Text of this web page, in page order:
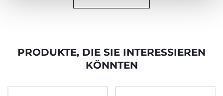
PRODUKTE, DIE SIE INTERESSIEREN
KÖNNTEN